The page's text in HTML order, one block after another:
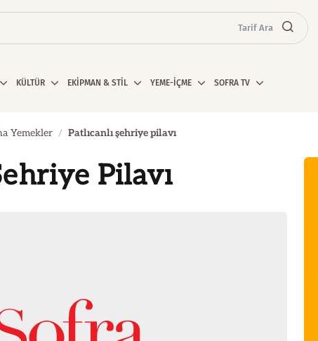
Tarif Ara
KÜLTÜR EKİPMAN & STİL YEME-İÇME SOFRA TV
Yemekler Patlıcanlı şehriye pilavı
Pilavı